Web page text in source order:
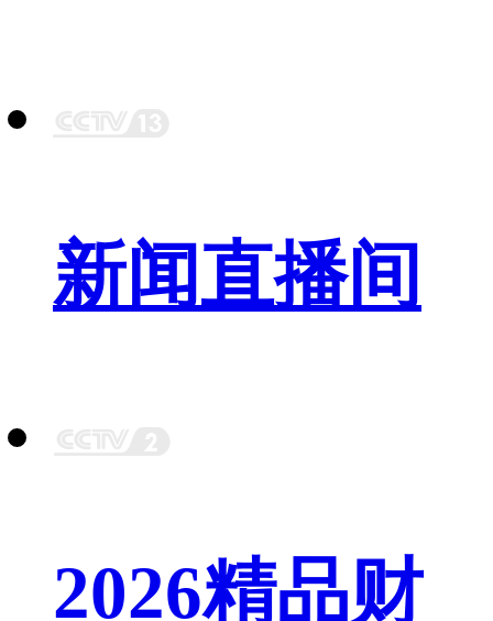
新闻直播间
2026精品财